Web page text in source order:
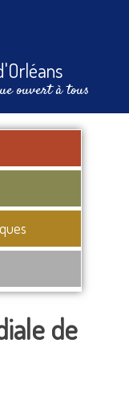
ouvert à tous
de